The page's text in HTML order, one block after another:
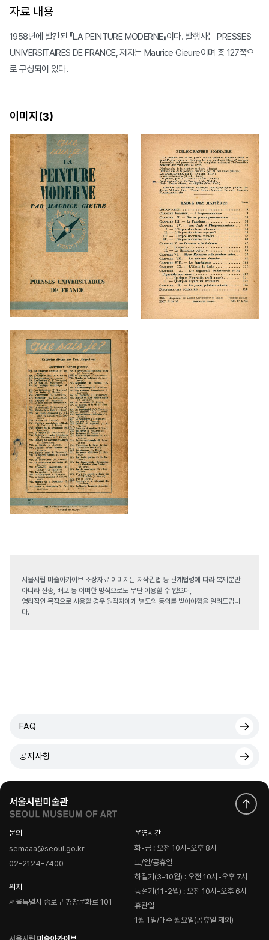
자료 내용
1958년에 발간된 『LA PEINTURE MODERNE』이다. 발행사는 PRESSES
UNIVERSITAIRES DE FRANCE, 저자는 Maurice Gieure이며 총 127쪽으
로 구성되어 있다.
이미지(3)
서울시립 미술아카이브 소장자료 이미지는 저작권법 등 관계법령에 따라 복제뿐만
아니라 전송, 배포 등 어떠한 방식으로도 무단 이용할 수 없으며,
영리적인 목적으로 사용할 경우 원작자에게 별도의 동의를 받아야함을 알려드립니
다.
FAQ
공지사항
문의
semaaa@seoul.go.kr
02-2124-7400
위치
서울특별시 종로구 평창문화로 101
운영시간
화-금 : 오전 10시-오후 8시
토/일/공휴일
하절기(3-10월) : 오전 10시-오후 7시
동절기(11-2월) : 오전 10시-오후 6시
휴관일
1월 1일/매주 월요일(공휴일 제외)
로